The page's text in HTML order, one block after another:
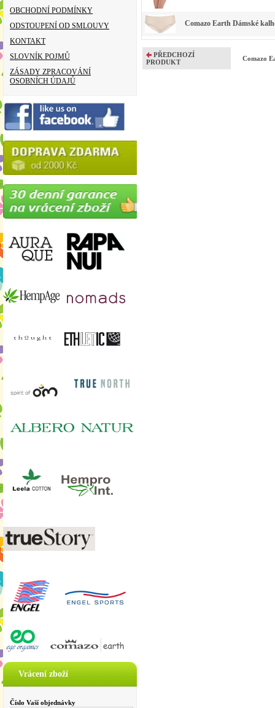
OBCHODNÍ PODMÍNKY
ODSTOUPENÍ OD SMLOUVY
KONTAKT
SLOVNÍK POJMŮ
ZÁSADY ZPRACOVÁNÍ
OSOBNÍCH ÚDAJŮ
Vrácení zboží
Číslo Vaší objednávky
Comazo Earth Dámské
PŘEDCHOZÍ
PRODUKT
Comazo